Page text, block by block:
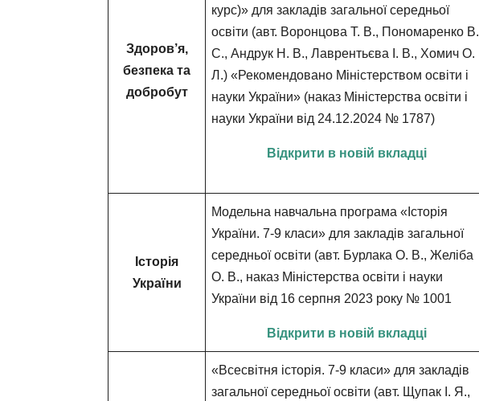
Здоров’я,
безпека та
добробут
курс)» для закладів загальної середньої
освіти (авт. Воронцова Т. В., Пономаренко В.
С., Андрук Н. В., Лаврентьєва І. В., Хомич О.
Л.) «Рекомендовано Міністерством освіти і
науки України» (наказ Міністерства освіти і
науки України від 24.12.2024 № 1787)
Відкрити в новій вкладці
Історія
України
Модельна навчальна програма «Історія
України. 7-9 класи» для закладів загальної
середньої освіти (авт. Бурлака О. В., Желіба
О. В., наказ Міністерства освіти і науки
України від 16 серпня 2023 року № 1001
Відкрити в новій вкладці
«Всесвітня історія. 7-9 класи» для закладів
загальної середньої освіти (авт. Щупак І. Я.,